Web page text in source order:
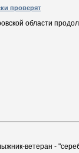
проверят
области
ветеран -